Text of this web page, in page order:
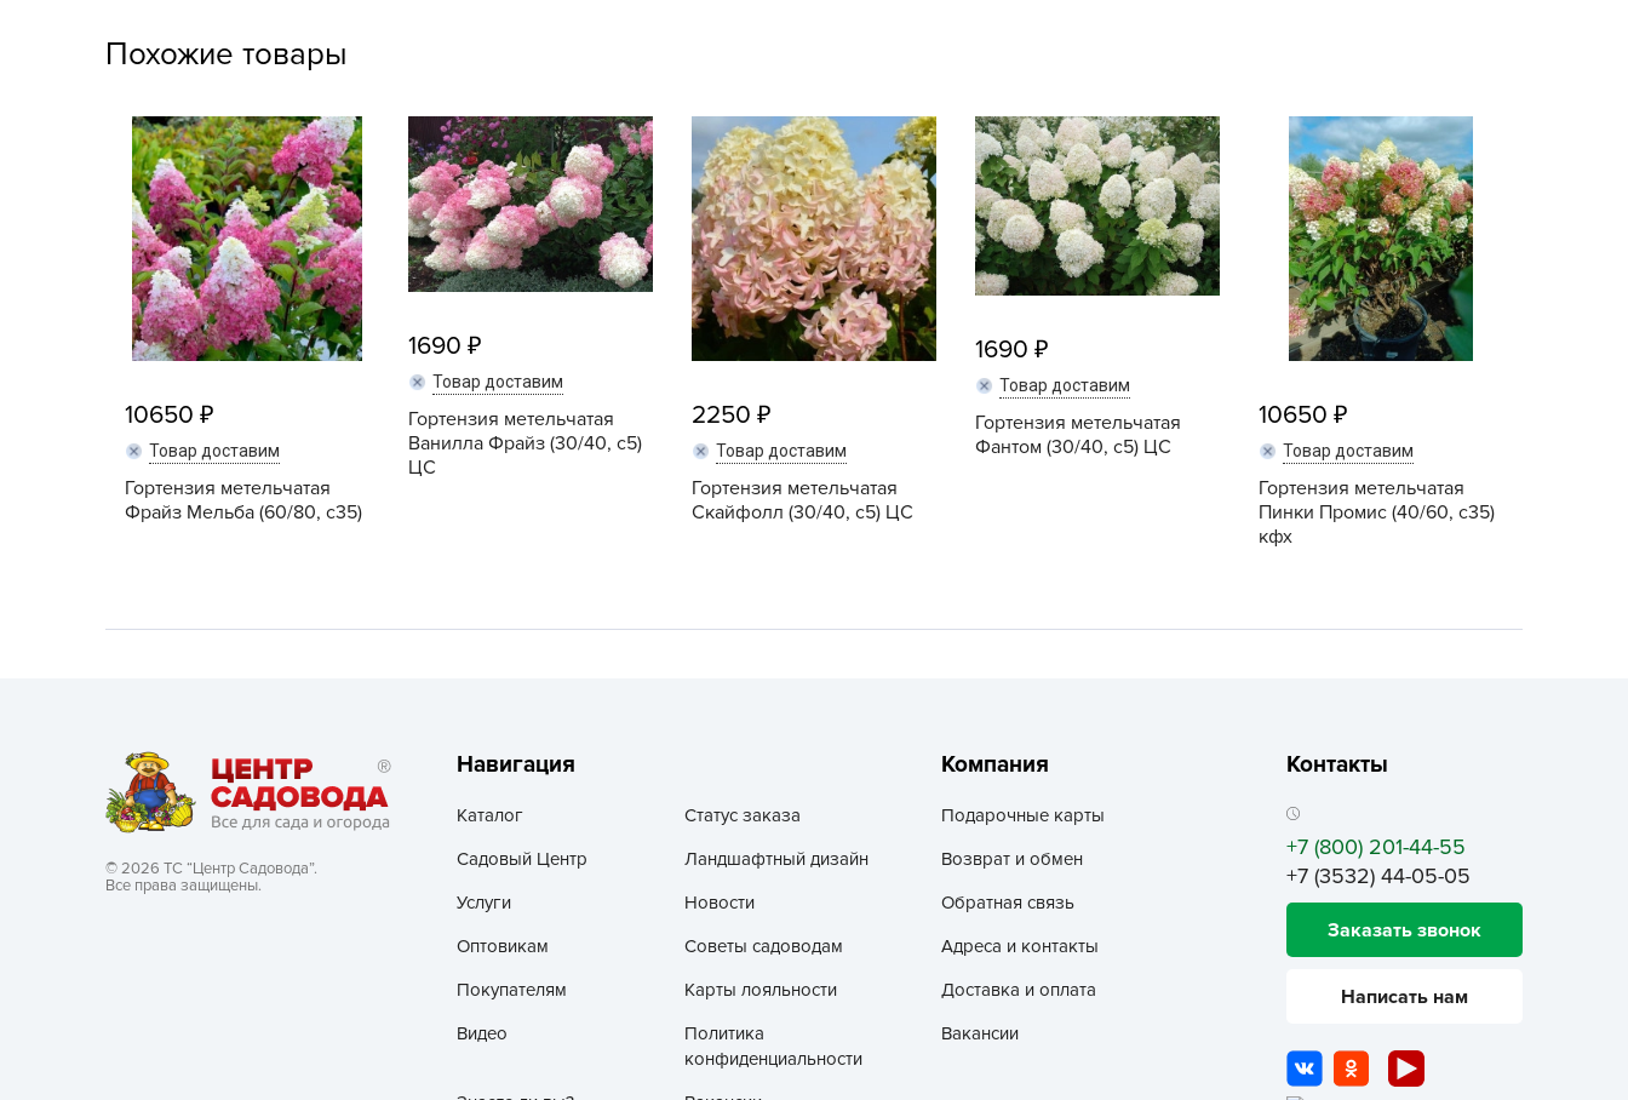
(контейнер)
Садовый инвентарь и
техника
СЕМЕНА
Средства для септиков,
туалетов, компостов,
прудов и бассейнов
Средства защиты
летающих насекомых,
грызунов
MAROLEX
Nika
Palisad
Raco
Rehau
Santino
Terra Vita
TORNADICA
АГРОУСПЕХ
Агрофирма Аэлита
Похожие товары
10650
Товар доставим
Гортензия метельчатая
Фрайз Мельба (60/80, с35)
1690
Товар доставим
Гортензия метельчатая
Ванилла Фрайз (30/40, с5)
ЦС
2250
Товар доставим
Гортензия метельчатая
Скайфолл (30/40, с5) ЦС
1690
Товар доставим
Гортензия метельчатая
Фантом (30/40, с5) ЦС
10650
Товар доставим
Гортензия метельчатая
Пинки Промис (40/60, с35)
кфх
© 2026 ТС “Центр Садовода”.
Все права защищены.
Навигация
Каталог
Статус заказа
Садовый Центр
Ландшафтный дизайн
Услуги
Новости
Оптовикам
Советы садоводам
Покупателям
Карты лояльности
Видео
Политика
конфиденциальности
Компания
Подарочные карты
Возврат и обмен
Обратная связь
Адреса и контакты
Доставка и оплата
Вакансии
Контакты
+7 (800) 201-44-55
+7 (3532) 44-05-05
Заказать звонок
Написать нам